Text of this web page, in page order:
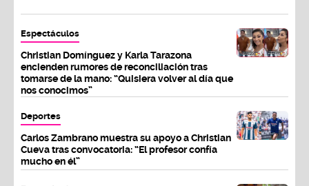
Espectáculos
Christian Domínguez y Karla Tarazona
encienden rumores de reconciliación tras
tomarse de la mano: “Quisiera volver al día que
nos conocimos”
Deportes
Carlos Zambrano muestra su apoyo a Christian
Cueva tras convocatoria: “El profesor confía
mucho en él”